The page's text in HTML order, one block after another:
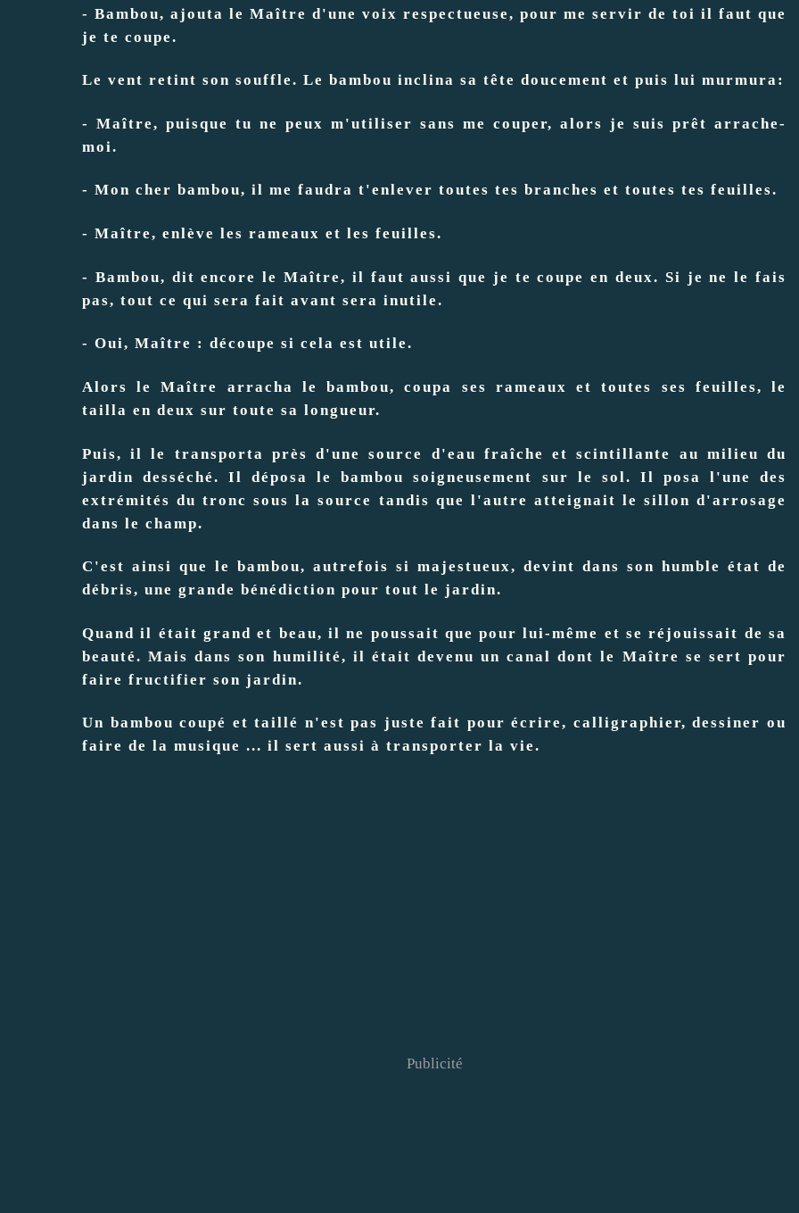
- Bambou, ajouta le Maître d'une voix respectueuse, pour me servir de toi il faut que
je te coupe.
Le vent retint son souffle. Le bambou inclina sa tête doucement et puis lui murmura:
- Maître, puisque tu ne peux m'utiliser sans me couper, alors je suis prêt arrache-
moi.
- Mon cher bambou, il me faudra t'enlever toutes tes branches et toutes tes feuilles.
- Maître, enlève les rameaux et les feuilles.
- Bambou, dit encore le Maître, il faut aussi que je te coupe en deux. Si je ne le fais
pas, tout ce qui sera fait avant sera inutile.
- Oui, Maître : découpe si cela est utile.
Alors le Maître arracha le bambou, coupa ses rameaux et toutes ses feuilles, le
tailla en deux sur toute sa longueur.
Puis, il le transporta près d'une source d'eau fraîche et scintillante au milieu du
jardin desséché. Il déposa le bambou soigneusement sur le sol. Il posa l'une des
extrémités du tronc sous la source tandis que l'autre atteignait le sillon d'arrosage
dans le champ.
C'est ainsi que le bambou, autrefois si majestueux, devint dans son humble état de
débris, une grande bénédiction pour tout le jardin.
Quand il était grand et beau, il ne poussait que pour lui-même et se réjouissait de sa
beauté. Mais dans son humilité, il était devenu un canal dont le Maître se sert pour
faire fructifier son jardin.
Un bambou coupé et taillé n'est pas juste fait pour écrire, calligraphier, dessiner ou
faire de la musique ... il sert aussi à transporter la vie.
Publicité